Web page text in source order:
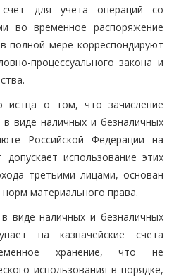
для учета операций со
во временное распоряжение
полной мере корреспондируют
процессуального закона и
истца о том, что зачисление
виде наличных и безналичных
Российской Федерации на
допускает использование этих
третьими лицами, основан
материального права.
виде наличных и безналичных
на казначейские счета
хранение, что не
использования в порядке,